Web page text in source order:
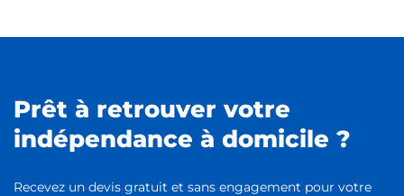
Prêt à retrouver votre
indépendance à domicile ?
Recevez un devis gratuit et sans engagement pour votre